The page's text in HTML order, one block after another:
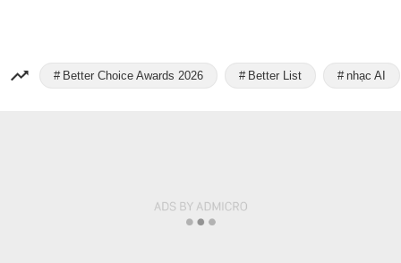
Better Choice Awards 2026 Better List nhạc AI